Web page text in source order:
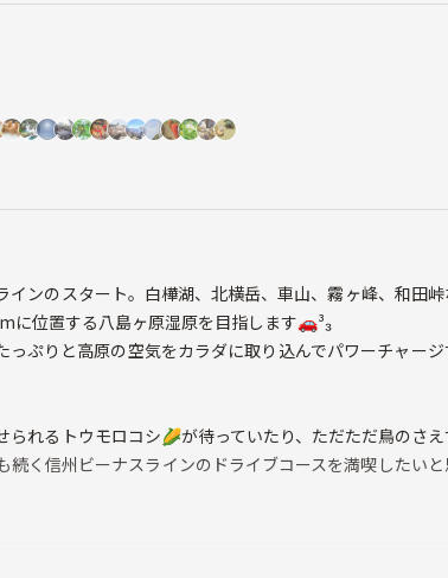
ンのスタート。白樺湖、北横岳、車山、霧ヶ峰、和田
に位置する八島ヶ原湿原を目指します🚗³₃
ぷりと高原の空気をカラダに取り込んでパワーチャージ
れるトウモロコシ🌽が待っていたり、ただただ鳥のさえ
く信州ビーナスラインのドライブコースを満喫したいと